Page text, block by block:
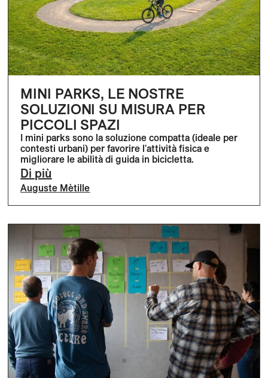
MINI PARKS, LE NOSTRE
SOLUZIONI SU MISURA PER
PICCOLI SPAZI
I mini parks sono la soluzione compatta (ideale per
contesti urbani) per favorire l'attività fisica e
migliorare le abilità di guida in bicicletta.
Di più
Auguste Mètille